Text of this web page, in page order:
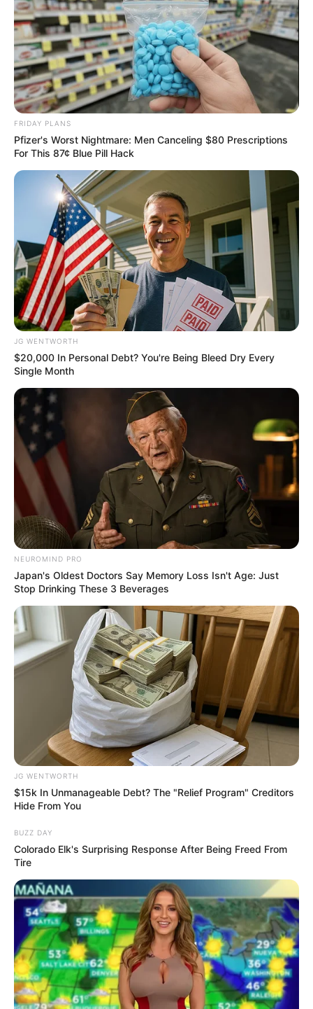
Mystery Solved: Here's Why These 9 Actors Left
Their TV Shows
BRAINBERRIES
Why everything you thought you knew about water
might be wrong
CTA LOVE
It's Not Your Typical Family: Each Member Has This
Unique Trait!
BRAINBERRIES
A Museum To Rihanna's Glory Could Soon Be
Opened
BRAINBERRIES
FRIDAY PLANS
Pfizer's Worst Nightmare: Men Canceling $80 Prescriptions
For This 87¢ Blue Pill Hack
JG WENTWORTH
$20,000 In Personal Debt? You're Being Bleed Dry Every
Single Month
NEUROMIND PRO
Japan's Oldest Doctors Say Memory Loss Isn't Age: Just
Stop Drinking These 3 Beverages
JG WENTWORTH
$15k In Unmanageable Debt? The "Relief Program" Creditors
Hide From You
BUZZ DAY
Colorado Elk's Surprising Response After Being Freed From
Tire